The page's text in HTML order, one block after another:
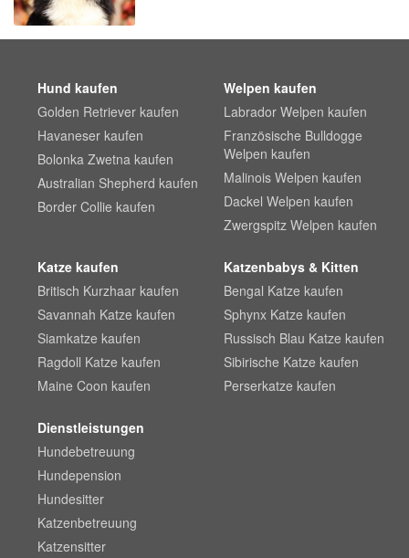
Hund kaufen
Golden Retriever kaufen
Havaneser kaufen
Bolonka Zwetna kaufen
Australian Shepherd kaufen
Border Collie kaufen
Welpen kaufen
Labrador Welpen kaufen
Französische Bulldogge
Welpen kaufen
Malinois Welpen kaufen
Dackel Welpen kaufen
Zwergspitz Welpen kaufen
Katze kaufen
Britisch Kurzhaar kaufen
Savannah Katze kaufen
Siamkatze kaufen
Ragdoll Katze kaufen
Maine Coon kaufen
Katzenbabys & Kitten
Bengal Katze kaufen
Sphynx Katze kaufen
Russisch Blau Katze kaufen
Sibirische Katze kaufen
Perserkatze kaufen
Dienstleistungen
Hundebetreuung
Hundepension
Hundesitter
Katzenbetreuung
Katzensitter